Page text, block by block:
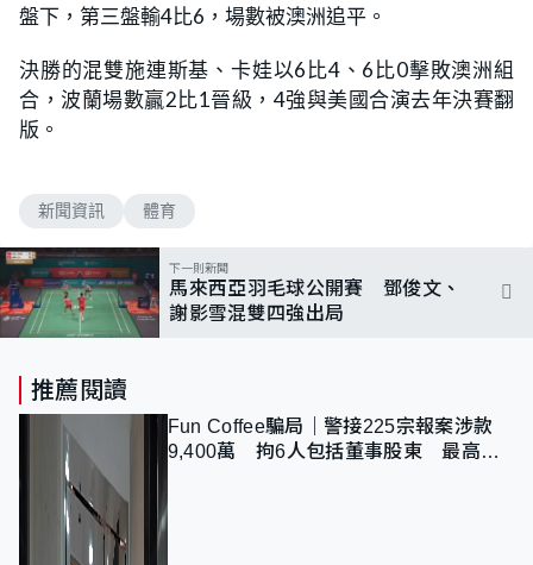
盤下，第三盤輸4比6，場數被澳洲追平。
決勝的混雙施連斯基、卡娃以6比4、6比0擊敗澳洲組
合，波蘭場數贏2比1晉級，4強與美國合演去年決賽翻
版。
新聞資訊 體育
下一則新聞
馬來西亞羽毛球公開賽 鄧俊文、
謝影雪混雙四強出局
推薦閱讀
Fun Coffee騙局｜警接225宗報案涉款
9,400萬 拘6人包括董事股東 最高金